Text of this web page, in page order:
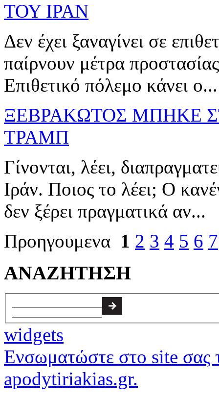
ΤΟΥ ΙΡΑΝ
Δεν έχει ξαναγίνει σε
παίρνουν μέτρα
Επιθετικό πόλεμο κάνει ο...
ΞΕΒΡΑΚΩΤΟΣ ΜΠΗΚΕ
ΤΡΑΜΠ
Γίνονται, λέει,
Ιράν. Ποιος το λέει; Ο
δεν ξέρει πραγματικά αν...
Προηγουμενα 1 2 3 4 5 6 7
ΑΝΑΖΗΤΗΣΗ
widgets
Ενσωματώστε στο site σας
apodytiriakias.gr.